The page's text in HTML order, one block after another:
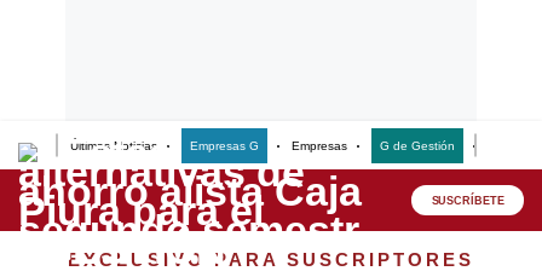
Últimas Noticias Empresas G Empresas G de Gestión
Lo último
Peru Quiosco SUSCRÍBETE
EXCLUSIVO PARA SUSCRIPTORES